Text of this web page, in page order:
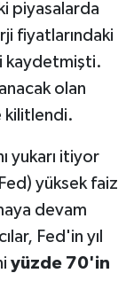
piyasalarda
fiyatlarındaki
kaydetmişti.
olan
kilitlendi.
yukarı itiyor
yüksek faiz
devam
Fed'in yıl
yüzde 70'in